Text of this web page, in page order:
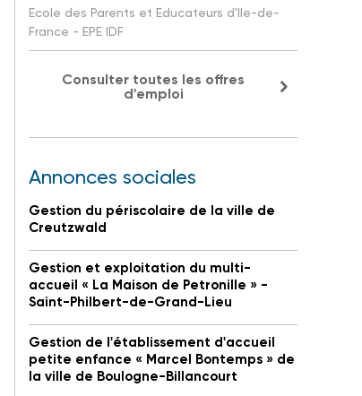
Ecole des Parents et Educateurs d'Ile-de-
France - EPE IDF
Consulter toutes les offres
d'emploi
Annonces sociales
Gestion du périscolaire de la ville de
Creutzwald
Gestion et exploitation du multi-
accueil « La Maison de Petronille » -
Saint-Philbert-de-Grand-Lieu
Gestion de l'établissement d'accueil
petite enfance « Marcel Bontemps » de
la ville de Boulogne-Billancourt